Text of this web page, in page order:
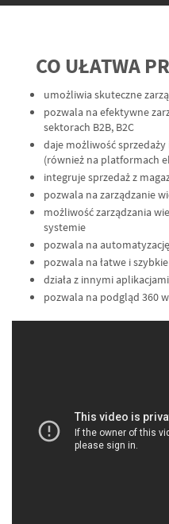
CO UŁATWA
umożliwia skuteczne
pozwala na efektywne
sektorach B2B, B2C
daje możliwość
(również na platformach
integruje sprzedaż z
pozwala na zarządzanie
możliwość zarządzania
systemie
pozwala na
pozwala na łatwe i
działa z innymi
pozwala na podgląd 360